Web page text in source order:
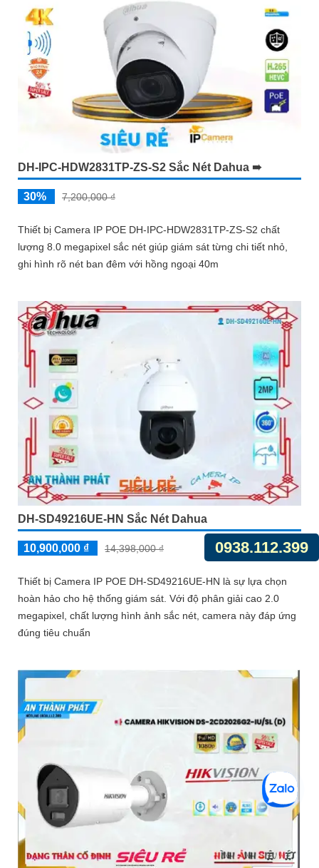
DH-IPC-HDW2831TP-ZS-S2 Sắc Nét Dahua ➠
30% 7,200,000 ₫
Thiết bị Camera IP POE DH-IPC-HDW2831TP-ZS-S2 chất
lượng 8.0 megapixel sắc nét giúp giám sát từng chi tiết nhỏ,
ghi hình rõ nét ban đêm với hồng ngoại 40m
DH-SD49216UE-HN Sắc Nét Dahua
10,900,000 ₫ 14,398,000 ₫
Thiết bị Camera IP POE DH-SD49216UE-HN là sự lựa chọn
hoàn hảo cho hệ thống giám sát. Với độ phân giải cao 2.0
megapixel, chất lượng hình ảnh sắc nét, camera này đáp ứng
đúng tiêu chuẩn
0938.112.399